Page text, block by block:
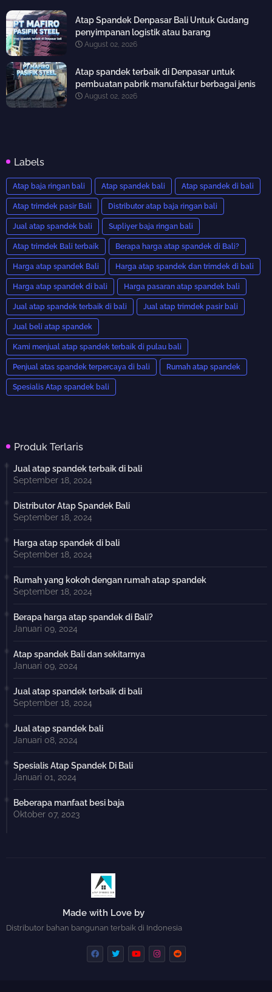
Atap Spandek Denpasar Bali Untuk Gudang
penyimpanan logistik atau barang
August 02, 2026
Atap spandek terbaik di Denpasar untuk
pembuatan pabrik manufaktur berbagai jenis
August 02, 2026
Labels
Atap baja ringan bali Atap spandek bali Atap spandek di bali
Atap trimdek pasir Bali Distributor atap baja ringan bali
Jual atap spandek bali Supliyer baja ringan bali
Atap trimdek Bali terbaik Berapa harga atap spandek di Bali?
Harga atap spandek Bali Harga atap spandek dan trimdek di bali
Harga atap spandek di bali Harga pasaran atap spandek bali
Jual atap spandek terbaik di bali Jual atap trimdek pasir bali
Jual beli atap spandek
Kami menjual atap spandek terbaik di pulau bali
Penjual atas spandek terpercaya di bali Rumah atap spandek
Spesialis Atap spandek bali
Produk Terlaris
Jual atap spandek terbaik di bali
September 18, 2024
Distributor Atap Spandek Bali
September 18, 2024
Harga atap spandek di bali
September 18, 2024
Rumah yang kokoh dengan rumah atap spandek
September 18, 2024
Berapa harga atap spandek di Bali?
Januari 09, 2024
Atap spandek Bali dan sekitarnya
Januari 09, 2024
Jual atap spandek terbaik di bali
September 18, 2024
Jual atap spandek bali
Januari 08, 2024
Spesialis Atap Spandek Di Bali
Januari 01, 2024
Beberapa manfaat besi baja
Oktober 07, 2023
Made with Love by
Distributor bahan bangunan terbaik di Indonesia